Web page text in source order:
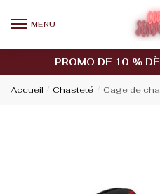
MENU
PROMO DE 10 %
Accueil / Chasteté / Cage de